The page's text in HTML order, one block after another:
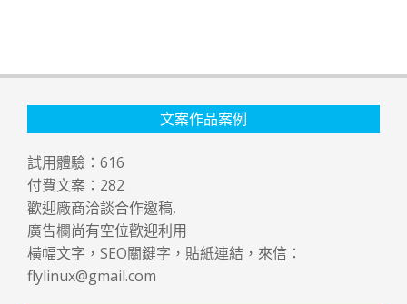
文案作品案例
試用體驗： 616
付費文案： 282
歡迎廠商洽談合作邀稿,
廣告欄尚有空位歡迎利用
橫幅文字，SEO關鍵字，貼紙連結，來信：
flylinux@gmail.com